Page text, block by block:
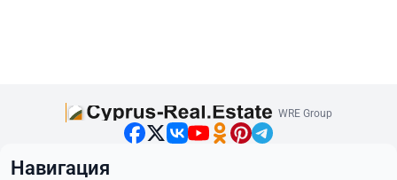
WRE Group
Навигация